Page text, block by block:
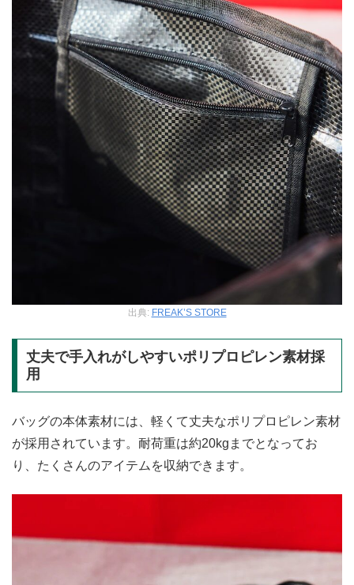
出典: FREAK’S STORE
丈夫で手入れがしやすいポリプロピレン素材採
用
バッグの本体素材には、軽くて丈夫なポリプロピレン素材
が採用されています。耐荷重は約20kgまでとなってお
り、たくさんのアイテムを収納できます。